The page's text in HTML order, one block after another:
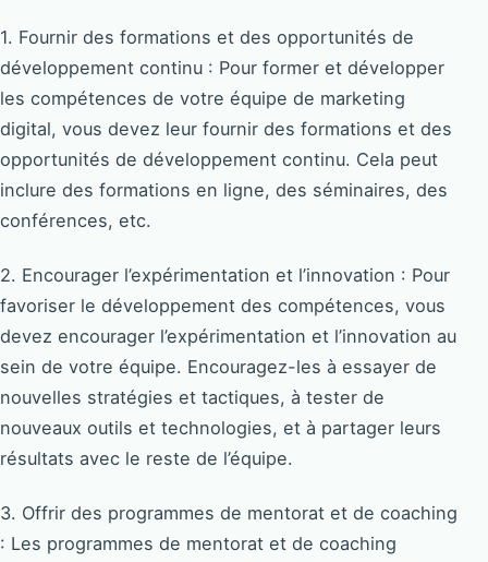
1. Fournir des formations et des opportunités de
développement continu : Pour former et développer
les compétences de votre équipe de marketing
digital, vous devez leur fournir des formations et des
opportunités de développement continu. Cela peut
inclure des formations en ligne, des séminaires, des
conférences, etc.
2. Encourager l’expérimentation et l’innovation : Pour
favoriser le développement des compétences, vous
devez encourager l’expérimentation et l’innovation au
sein de votre équipe. Encouragez-les à essayer de
nouvelles stratégies et tactiques, à tester de
nouveaux outils et technologies, et à partager leurs
résultats avec le reste de l’équipe.
3. Offrir des programmes de mentorat et de coaching
: Les programmes de mentorat et de coaching